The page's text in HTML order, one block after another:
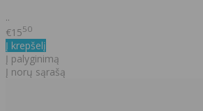
..
€1550
Į krepšelį
Į palyginimą
Į norų sąrašą